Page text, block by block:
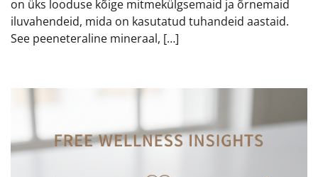
on üks looduse kõige mitmekülgsemaid ja õrnemaid
iluvahendeid, mida on kasutatud tuhandeid aastaid.
See peeneteraline mineraal, […]